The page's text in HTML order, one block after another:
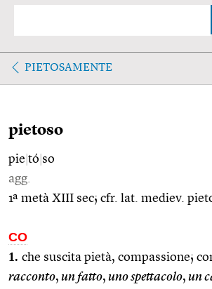
PIETOSAMENTE
pietoso
pie tó so
agg.
1ª metà XIII sec; cfr. lat. mediev.
CO
1. che suscita pietà, compassione;
racconto, un fatto, uno spettacolo, un